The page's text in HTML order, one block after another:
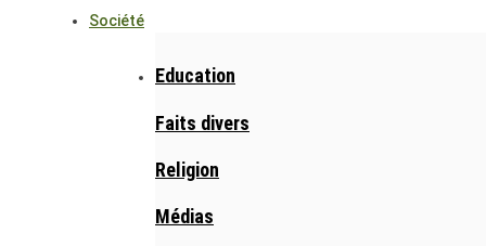
Société
Education
Faits divers
Religion
Médias